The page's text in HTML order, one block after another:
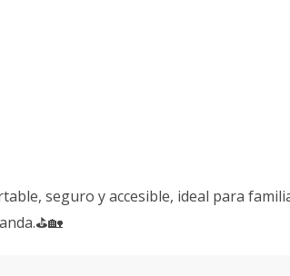
seguro y accesible, ideal para